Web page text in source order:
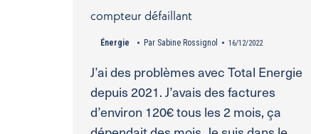
compteur défaillant
Énergie Par Sabine Rossignol 16/12/2022
J’ai des problèmes avec Total Energie
depuis 2021. J’avais des factures
d’environ 120€ tous les 2 mois, ça